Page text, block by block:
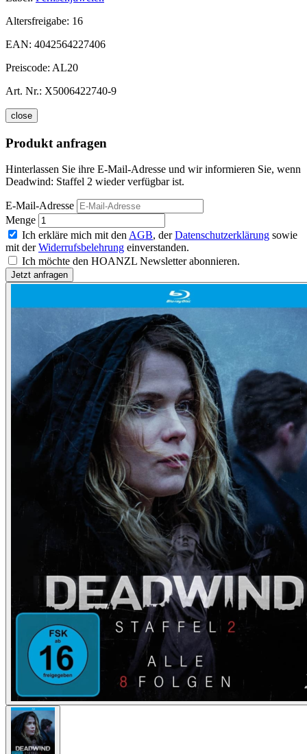
Altersfreigabe: 16
EAN: 4042564227406
Preiscode: AL20
Art. Nr.: X5006422740-9
close
Produkt anfragen
Hinterlassen Sie ihre E-Mail-Adresse und wir informieren Sie, wenn
Deadwind: Staffel 2 wieder verfügbar ist.
E-Mail-Adresse
Menge
Ich erkläre mich mit den AGB, derDatenschutzerklärung sowie
mit derWiderrufsbelehrung einverstanden.
Ich möchte den HOANZL Newsletter abonnieren.